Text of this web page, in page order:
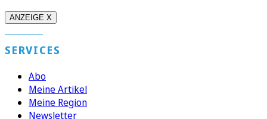
ANZEIGE X
SERVICES
Abo
Meine Artikel
Meine Region
Newsletter